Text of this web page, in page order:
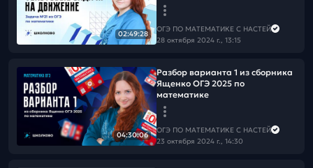
02:49:28
ОГЭ ПО МАТЕМАТИКЕ С НАСТЕЙ
28 октября 2024 г., 13:15
04:30:06
Разбор варианта 1 из сборника
Ященко ОГЭ 2025 по
математике
ОГЭ ПО МАТЕМАТИКЕ С НАСТЕЙ
23 октября 2024 г., 14:30